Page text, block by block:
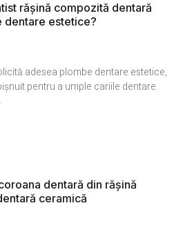
rășină compozită dentară
dentare estetice?
adesea plombe dentare estetice,
pentru a umple cariile dentare.
dentară din rășină
ceramică